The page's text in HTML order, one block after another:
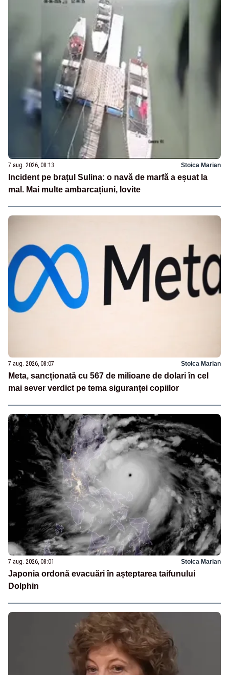
7 aug. 2026, 08:13 Stoica Marian
Incident pe brațul Sulina: o navă de marfă a eșuat la
mal. Mai multe ambarcațiuni, lovite
7 aug. 2026, 08:07 Stoica Marian
Meta, sancționată cu 567 de milioane de dolari în cel
mai sever verdict pe tema siguranței copiilor
7 aug. 2026, 08:01 Stoica Marian
Japonia ordonă evacuări în așteptarea taifunului
Dolphin